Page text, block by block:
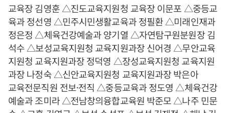
교육장 김영훈 △진도교육지원청 교육장 이문포 △중등교
육과 정선영 △민주시민생활교육과 정필환 △미래인재과
정은정 △체육건강예술과 양기열 △자연탐구원분원장 김
석수 △보성교육지원청 교육지원과장 신어경 △무안교육
지원청 교육지원과장 정덕영 △장성교육지원청 교육지원
과장 나정숙 △신안교육지원청 교육지원과장 박은아
교육전문직원 전보·전직 △중등교육과 정도영 △체육건강
예술과 조미라 △전남창의융합교육원 박준모 △나주 민문